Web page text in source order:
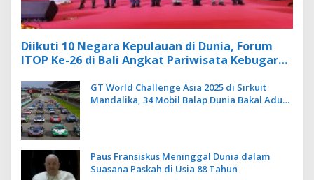
Diikuti 10 Negara Kepulauan di Dunia, Forum
ITOP Ke-26 di Bali Angkat Pariwisata Kebugaran
GT World Challenge Asia 2025 di Sirkuit
Mandalika, 34 Mobil Balap Dunia Bakal Adu
Paus Fransiskus Meninggal Dunia dalam
Suasana Paskah di Usia 88 Tahun